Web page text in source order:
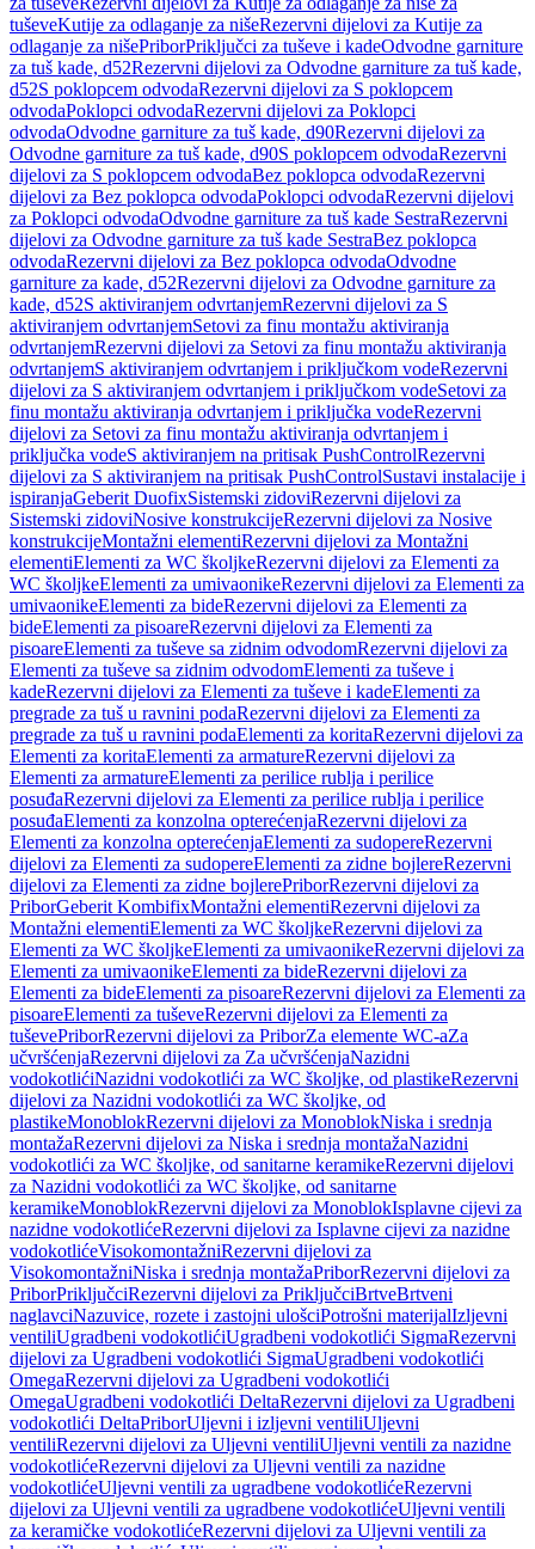
tuševeKutije za odlaganje za nišeRezervni dijelovi za Kutije za
odlaganje za nišePriborPriključci za tuševe i kadeOdvodne garniture
za tuš kade, d52Rezervni dijelovi za Odvodne garniture za tuš kade,
d52S poklopcem odvodaRezervni dijelovi za S poklopcem
odvodaPoklopci odvodaRezervni dijelovi za Poklopci
odvodaOdvodne garniture za tuš kade, d90Rezervni dijelovi za
Odvodne garniture za tuš kade, d90S poklopcem odvodaRezervni
dijelovi za S poklopcem odvodaBez poklopca odvodaRezervni
dijelovi za Bez poklopca odvodaPoklopci odvodaRezervni dijelovi
za Poklopci odvodaOdvodne garniture za tuš kade SestraRezervni
dijelovi za Odvodne garniture za tuš kade SestraBez poklopca
odvodaRezervni dijelovi za Bez poklopca odvodaOdvodne
garniture za kade, d52Rezervni dijelovi za Odvodne garniture za
kade, d52S aktiviranjem odvrtanjemRezervni dijelovi za S
aktiviranjem odvrtanjemSetovi za finu montažu aktiviranja
odvrtanjemRezervni dijelovi za Setovi za finu montažu aktiviranja
odvrtanjemS aktiviranjem odvrtanjem i priključkom vodeRezervni
dijelovi za S aktiviranjem odvrtanjem i priključkom vodeSetovi za
finu montažu aktiviranja odvrtanjem i priključka vodeRezervni
dijelovi za Setovi za finu montažu aktiviranja odvrtanjem i
priključka vodeS aktiviranjem na pritisak PushControlRezervni
dijelovi za S aktiviranjem na pritisak PushControlSustavi instalacije i
ispiranjaGeberit DuofixSistemski zidoviRezervni dijelovi za
Sistemski zidoviNosive konstrukcijeRezervni dijelovi za Nosive
konstrukcijeMontažni elementiRezervni dijelovi za Montažni
elementiElementi za WC školjkeRezervni dijelovi za Elementi za
WC školjkeElementi za umivaonikeRezervni dijelovi za Elementi za
umivaonikeElementi za bideRezervni dijelovi za Elementi za
bideElementi za pisoareRezervni dijelovi za Elementi za
pisoareElementi za tuševe sa zidnim odvodomRezervni dijelovi za
Elementi za tuševe sa zidnim odvodomElementi za tuševe i
kadeRezervni dijelovi za Elementi za tuševe i kadeElementi za
pregrade za tuš u ravnini podaRezervni dijelovi za Elementi za
pregrade za tuš u ravnini podaElementi za koritaRezervni dijelovi za
Elementi za koritaElementi za armatureRezervni dijelovi za
Elementi za armatureElementi za perilice rublja i perilice
posuđaRezervni dijelovi za Elementi za perilice rublja i perilice
posuđaElementi za konzolna opterećenjaRezervni dijelovi za
Elementi za konzolna opterećenjaElementi za sudopereRezervni
dijelovi za Elementi za sudopereElementi za zidne bojlereRezervni
dijelovi za Elementi za zidne bojlerePriborRezervni dijelovi za
PriborGeberit KombifixMontažni elementiRezervni dijelovi za
Montažni elementiElementi za WC školjkeRezervni dijelovi za
Elementi za WC školjkeElementi za umivaonikeRezervni dijelovi za
Elementi za umivaonikeElementi za bideRezervni dijelovi za
Elementi za bideElementi za pisoareRezervni dijelovi za Elementi za
pisoareElementi za tuševeRezervni dijelovi za Elementi za
tuševePriborRezervni dijelovi za PriborZa elemente WC-aZa
učvršćenjaRezervni dijelovi za Za učvršćenjaNazidni
vodokotlićiNazidni vodokotlići za WC školjke, od plastikeRezervni
dijelovi za Nazidni vodokotlići za WC školjke, od
plastikeMonoblokRezervni dijelovi za MonoblokNiska i srednja
montažaRezervni dijelovi za Niska i srednja montažaNazidni
vodokotlići za WC školjke, od sanitarne keramikeRezervni dijelovi
za Nazidni vodokotlići za WC školjke, od sanitarne
keramikeMonoblokRezervni dijelovi za MonoblokIsplavne cijevi za
nazidne vodokotlićeRezervni dijelovi za Isplavne cijevi za nazidne
vodokotlićeVisokomontažniRezervni dijelovi za
VisokomontažniNiska i srednja montažaPriborRezervni dijelovi za
PriborPriključciRezervni dijelovi za PriključciBrtveBrtveni
naglavciNazuvice, rozete i zastojni ulošciPotrošni materijalIzljevni
ventiliUgradbeni vodokotlićiUgradbeni vodokotlići SigmaRezervni
dijelovi za Ugradbeni vodokotlići SigmaUgradbeni vodokotlići
OmegaRezervni dijelovi za Ugradbeni vodokotlići
OmegaUgradbeni vodokotlići DeltaRezervni dijelovi za Ugradbeni
vodokotlići DeltaPriborUljevni i izljevni ventiliUljevni
ventiliRezervni dijelovi za Uljevni ventiliUljevni ventili za nazidne
vodokotlićeRezervni dijelovi za Uljevni ventili za nazidne
vodokotlićeUljevni ventili za ugradbene vodokotlićeRezervni
dijelovi za Uljevni ventili za ugradbene vodokotlićeUljevni ventili
za keramičke vodokotlićeRezervni dijelovi za Uljevni ventili za